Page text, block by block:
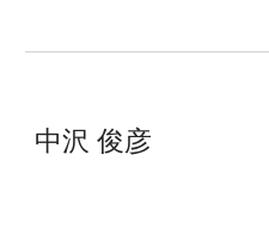
中沢 俊彦